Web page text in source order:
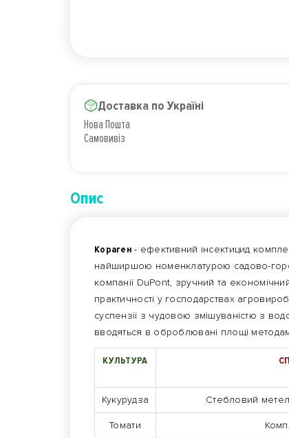
Доставка по Україні
Нова Пошта
Самовивіз
Опис
Кораген- ефективний інсектицид
найширшою номенклатурою садово-
компанії DuPont, зручний та
практичності у господарствах
суспензії з чудовою змішуваністю з
вводяться в оброблювані площі
КУЛЬТУРА
Кукурудза Стебловий
Томати